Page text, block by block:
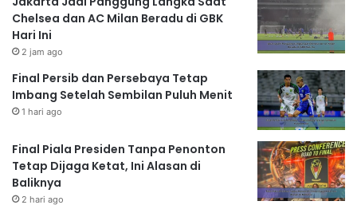
Chelsea dan AC Milan Beradu di GBK
Hari Ini
2 jam ago
Final Persib dan Persebaya Tetap
Imbang Setelah Sembilan Puluh Menit
1 hari ago
Final Piala Presiden Tanpa Penonton
Tetap Dijaga Ketat, Ini Alasan di
Baliknya
2 hari ago